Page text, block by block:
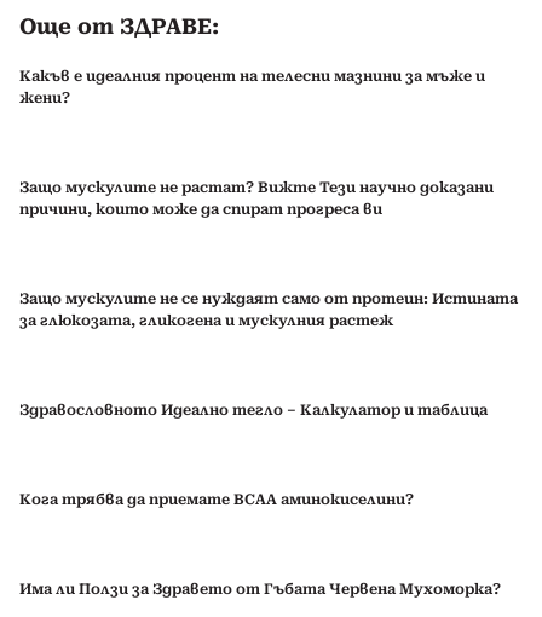
Още от ЗДРАВЕ:
Какъв е идеалния процент на телесни мазнини за мъже и
жени?
Защо мускулите не растат? Вижте Тези научно доказани
причини, които може да спират прогреса ви
Защо мускулите не се нуждаят само от протеин: Истината
за глюкозата, гликогена и мускулния растеж
Здравословното Идеално тегло – Калкулатор и таблица
Кога трябва да приемате BCAA аминокиселини?
Има ли Ползи за Здравето от Гъбата Червена Мухоморка?